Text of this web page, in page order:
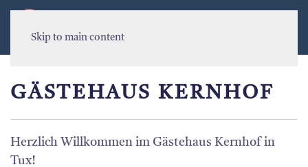
Skip to main content
GÄSTEHAUS KERNHOF
Herzlich Willkommen im Gästehaus Kernhof in
Tux!